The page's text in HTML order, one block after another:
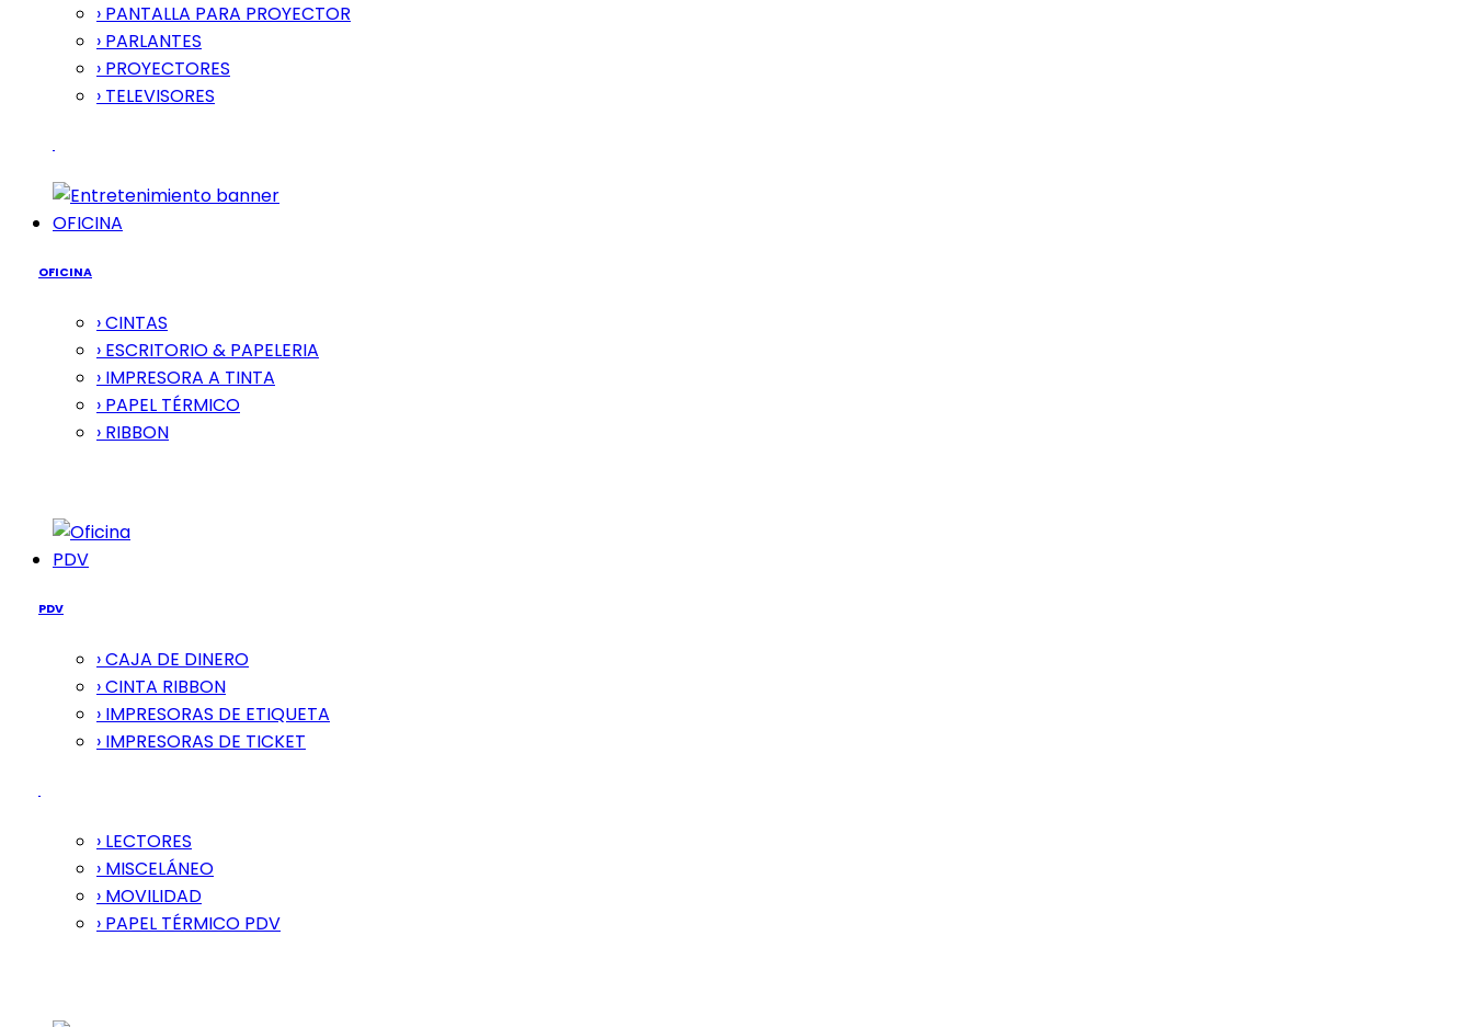
› PANTALLA PARA PROYECTOR
› PARLANTES
› PROYECTORES
› TELEVISORES
OFICINA
OFICINA
› CINTAS
› ESCRITORIO & PAPELERIA
› IMPRESORA A TINTA
› PAPEL TÉRMICO
› RIBBON
PDV
PDV
› CAJA DE DINERO
› CINTA RIBBON
› IMPRESORAS DE ETIQUETA
› IMPRESORAS DE TICKET
› LECTORES
› MISCELÁNEO
› MOVILIDAD
› PAPEL TÉRMICO PDV